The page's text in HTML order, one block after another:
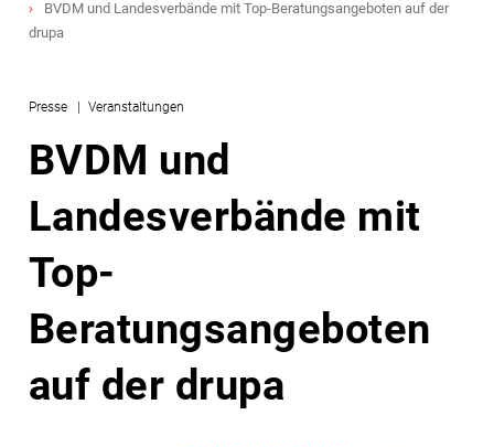
BVDM und Landesverbände mit Top-Beratungsangeboten auf der
drupa
Presse Veranstaltungen
BVDM und
Landesverbände mit
Top-
Beratungsangeboten
auf der drupa